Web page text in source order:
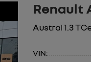
Renault
Austral 1.3
VIN: